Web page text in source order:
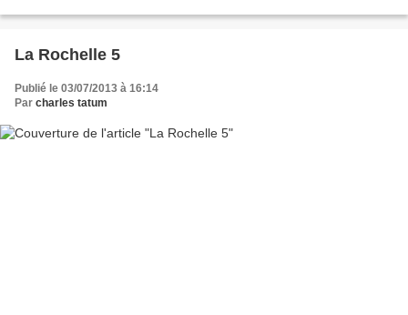
La Rochelle 5
Publié le 03/07/2013 à 16:14
Par charles tatum